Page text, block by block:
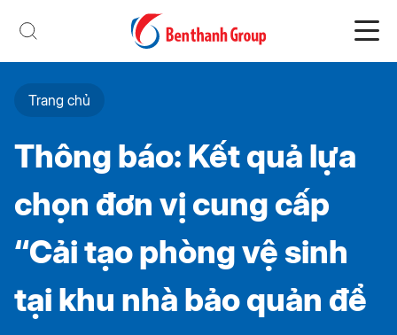
Trang chủ
Thông báo: Kết quả lựa
chọn đơn vị cung cấp
“Cải tạo phòng vệ sinh
tại khu nhà bảo quản để